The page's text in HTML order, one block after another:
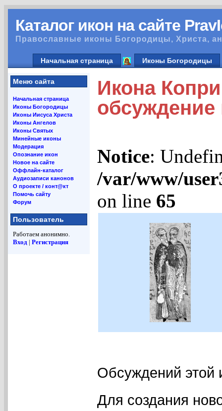
Каталог икон на сайте
Православные иконы Богородицы, Христа,
Начальная страница Иконы Богородицы
Меню сайта
Начальная страница
Иконы Богородицы
Иконы Иисуса Христа
Иконы Ангелов
Иконы Святых
Минейные иконы
Модерация
Опознание икон
Новое на сайте
Оффлайн-каталог
Аудиозаписи канонов
О проекте / конт@кт
Помочь сайту
Форум
Пользователь
Работаем анонимно.
Вход | Регистрация
Икона
Notice:
/var/www/
on line 65
Обсуждений
Для создания